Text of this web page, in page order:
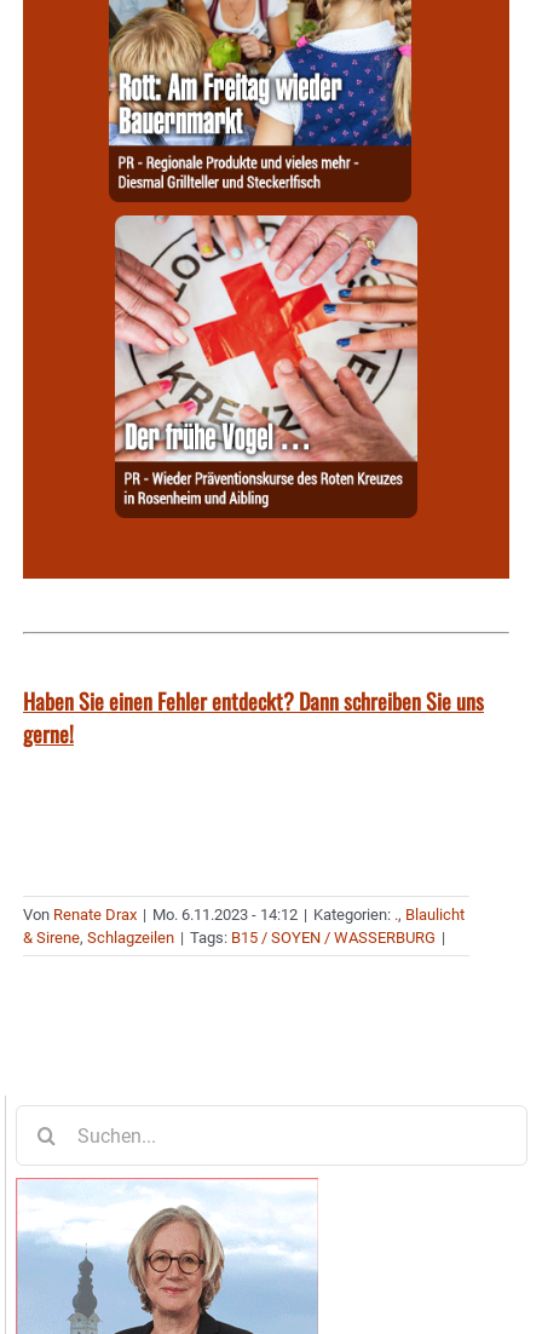
Haben Sie einen Fehler entdeckt? Dann schreiben Sie uns
gerne!
Von Renate Drax | Mo. 6.11.2023 - 14:12 | Kategorien: ., Blaulicht
& Sirene, Schlagzeilen | Tags: B15 / SOYEN / WASSERBURG |
nach: